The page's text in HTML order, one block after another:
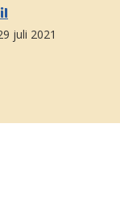
juli 2021